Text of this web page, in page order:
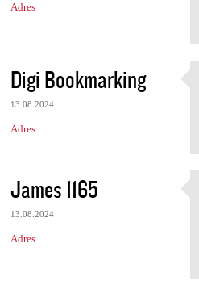
Adres
Digi Bookmarking
13.08.2024
Adres
James 1165
13.08.2024
Adres